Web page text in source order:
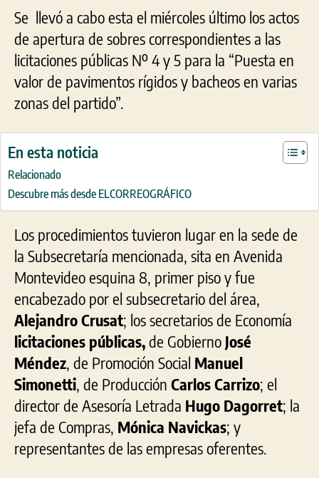
Se llevó a cabo esta el miércoles último los actos
de apertura de sobres correspondientes a las
licitaciones públicas Nº 4 y 5 para la “Puesta en
valor de pavimentos rígidos y bacheos en varias
zonas del partido”.
En esta noticia
Relacionado
Descubre más desde ELCORREOGRÁFICO
Los procedimientos tuvieron lugar en la sede de
la Subsecretaría mencionada, sita en Avenida
Montevideo esquina 8, primer piso y fue
encabezado por el subsecretario del área,
Alejandro Crusat; los secretarios de Economía
licitaciones públicas,de Gobierno José
Méndez, de Promoción Social Manuel
Simonetti, de Producción Carlos Carrizo; el
director de Asesoría Letrada Hugo Dagorret; la
jefa de Compras, Mónica Navickas; y
representantes de las empresas oferentes.